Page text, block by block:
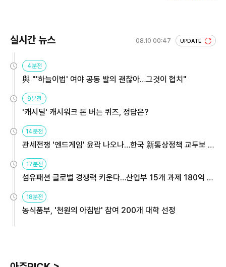
실시간 뉴스 08.10 00:47 UPDATE
4분전
與 "'하늘이법' 여야 공동 발의 괜찮아…그것이 협치"
9분전
'캐시딜' 캐시워크 돈 버는 퀴즈, 정답은?
14분전
관세전쟁 '엔드게임' 윤곽 나오나…한국 新통상정책 교두보 활
용해야
17분전
섬유패션 글로벌 경쟁력 키운다…산업부 15개 과제 180억 지
원
18분전
농식품부, '천원의 아침밥' 참여 200개 대학 선정